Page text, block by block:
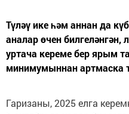
Түләү ике һәм аннан да
аналар өчен
уртача кереме бер ярым
минимумыннан артмаска
Гаризаны, 2025 елга